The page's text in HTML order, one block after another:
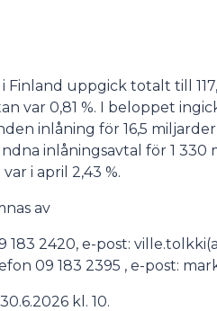
uppgick totalt till
var 0,81 %. I beloppet
inlåning för 16,5
inlåningsavtal för 1
i april 2,43 %.
av
183 2420, e-post:
09 183 2395 , e-post:
kl. 10.